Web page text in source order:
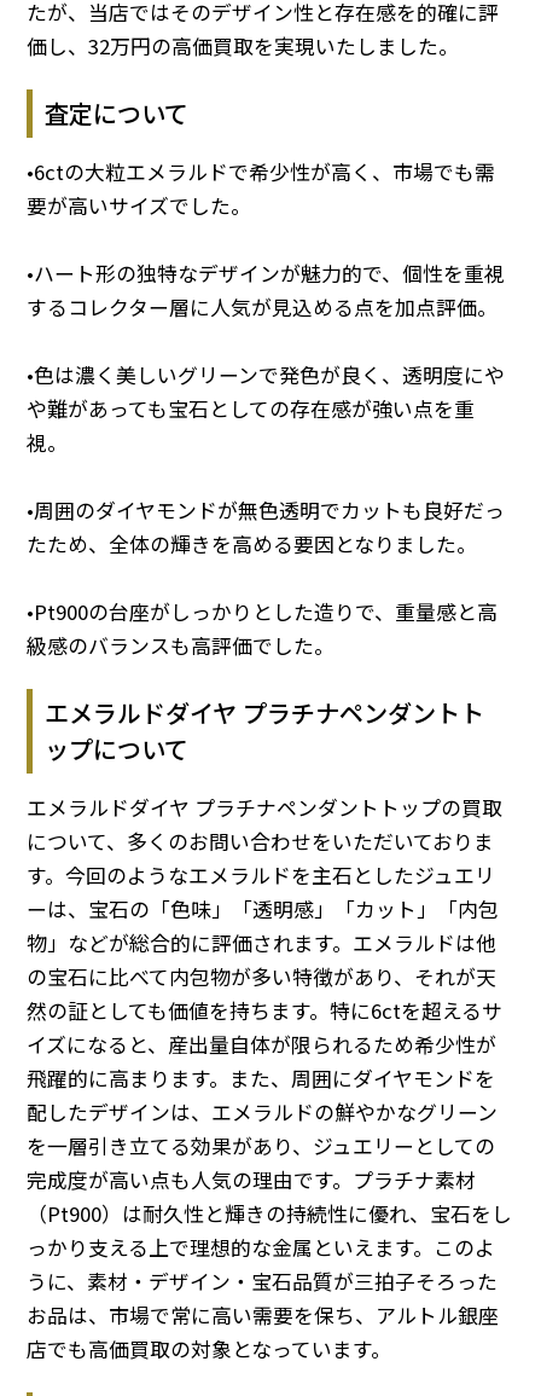
たが、当店ではそのデザイン性と存在感を的確に評
価し、32万円の高価買取を実現いたしました。
査定について
•6ctの大粒エメラルドで希少性が高く、市場でも需
要が高いサイズでした。
•ハート形の独特なデザインが魅力的で、個性を重視
するコレクター層に人気が見込める点を加点評価。
•色は濃く美しいグリーンで発色が良く、透明度にや
や難があっても宝石としての存在感が強い点を重
視。
•周囲のダイヤモンドが無色透明でカットも良好だっ
たため、全体の輝きを高める要因となりました。
•Pt900の台座がしっかりとした造りで、重量感と高
級感のバランスも高評価でした。
エメラルドダイヤ プラチナペンダントト
ップについて
エメラルドダイヤ プラチナペンダントトップの買取
について、多くのお問い合わせをいただいておりま
す。今回のようなエメラルドを主石としたジュエリ
ーは、宝石の「色味」「透明感」「カット」「内包
物」などが総合的に評価されます。エメラルドは他
の宝石に比べて内包物が多い特徴があり、それが天
然の証としても価値を持ちます。特に6ctを超えるサ
イズになると、産出量自体が限られるため希少性が
飛躍的に高まります。また、周囲にダイヤモンドを
配したデザインは、エメラルドの鮮やかなグリーン
を一層引き立てる効果があり、ジュエリーとしての
完成度が高い点も人気の理由です。プラチナ素材
（Pt900）は耐久性と輝きの持続性に優れ、宝石をし
っかり支える上で理想的な金属といえます。このよ
うに、素材・デザイン・宝石品質が三拍子そろった
お品は、市場で常に高い需要を保ち、アルトル銀座
店でも高価買取の対象となっています。